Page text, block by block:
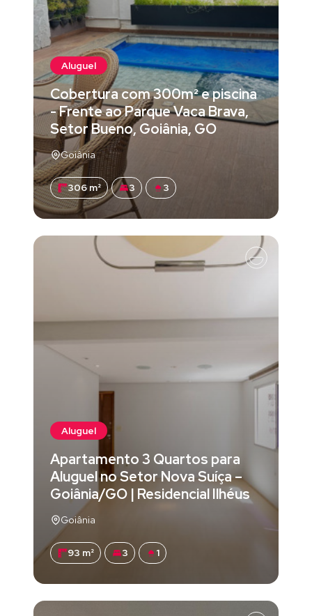
Aluguel
Cobertura com 300m² e piscina
- Frente ao Parque Vaca Brava,
Setor Bueno, Goiânia, GO
Goiânia
306 m² 3 3
Aluguel
Apartamento 3 Quartos para
Aluguel no Setor Nova Suíça –
Goiânia/GO | Residencial Ilhéus
Goiânia
93 m² 3 1